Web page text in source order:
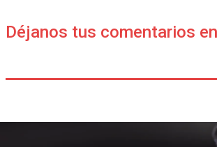
Déjanos tus comentarios